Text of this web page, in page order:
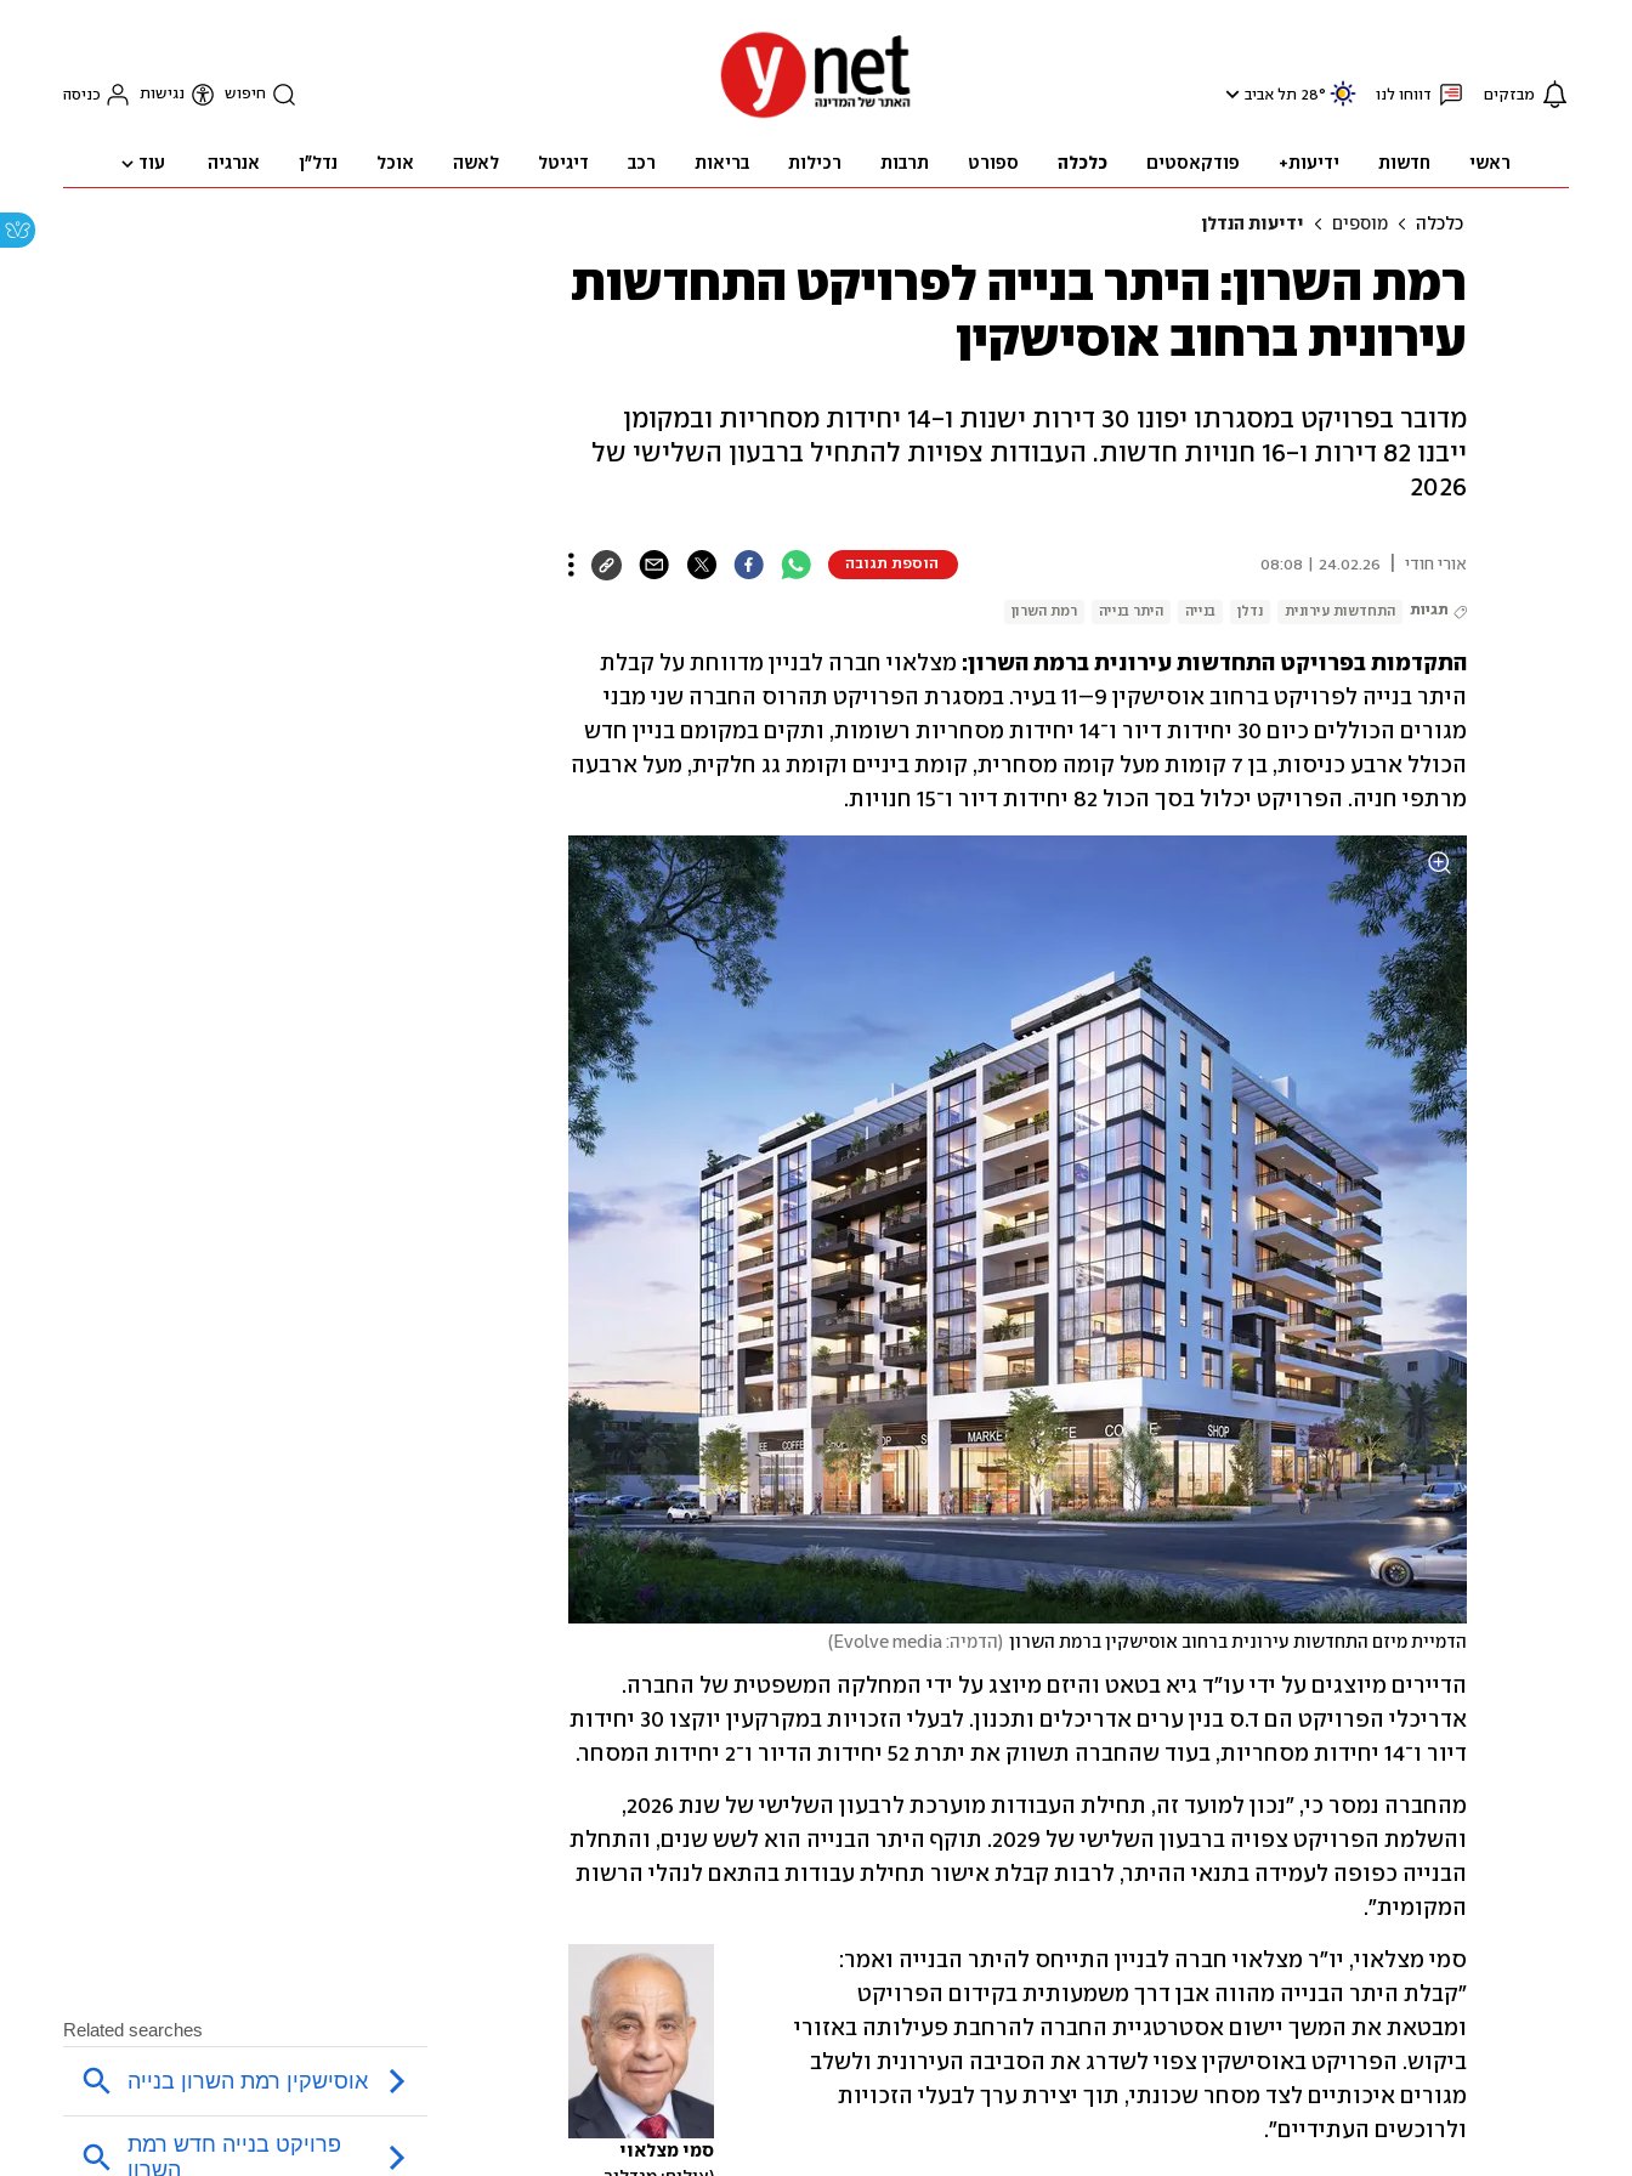
מבזקים דווחו לנו 28° תל אביב חיפוש נגישות כניסה
ראשי חדשות ידיעות+ פודקאסטים כלכלה ספורט תרבות רכילות בריאות רכב דיגיטל לאשה אוכל נדל"ן אנרגיה עוד
כלכלה מוספים ידיעות הנדלן
רמת השרון: היתר בנייה לפרויקט התחדשות
עירונית ברחוב אוסישקין
מדובר בפרויקט במסגרתו יפונו 30 דירות ישנות ו-14 יחידות מסחריות ובמקומן
ייבנו 82 דירות ו-16 חנויות חדשות. העבודות צפויות להתחיל ברבעון השלישי של
2026
אורי חודי 24.02.26 | 08:08 הוספת תגובה
תגיות התחדשות עירונית נדלן בנייה היתר בנייה רמת השרון
התקדמות בפרויקט התחדשות עירונית ברמת השרון:
מרתפי חניה. הפרויקט יכלול בסך הכול 82 יחידות דיור ו־15 חנויות.
הדמיית מיזם התחדשות עירונית ברחוב אוסישקין ברמת השרון (הדמיה: Evolve media )
דיור ו־14 יחידות מסחריות, בעוד שהחברה תשווק את יתרת 52 יחידות הדיור ו־2 יחידות המסחר.
המקומית".
סמי מצלאוי
ולרוכשים העתידיים".